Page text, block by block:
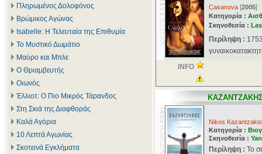
Πληρωμένος Δολοφόνος
Βρώμικος Αγώνας
Isabelle: Η Τελευταία της Επιθυμία
Το Μυστικό Δωμάτιο
Μαύρο και Μπλε
Ο Θριαμβευτής
Οιωνός
Έλλιοτ: Ο Πιο Μικρός Τάρανδος
Στη Σκιά της Διαφθοράς
Καλά Αγόρια
10 Λεπτά Αγωνίας
Σκοτεινά Εγκλήματα
Casanova [2005]
Κατηγορία :
Σκηνοθεσία :
Περίληψη :
INFO
Nikos Kazantzakis
Κατηγορία :
Σκηνοθεσία :
Περίληψη : Το